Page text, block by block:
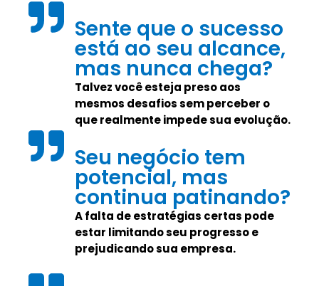
Sente que o sucesso
está ao seu alcance,
mas nunca chega?
Talvez você esteja preso aos
mesmos desafios sem perceber o
que realmente impede sua evolução.
Seu negócio tem
potencial, mas
continua patinando?
A falta de estratégias certas pode
estar limitando seu progresso e
prejudicando sua empresa.